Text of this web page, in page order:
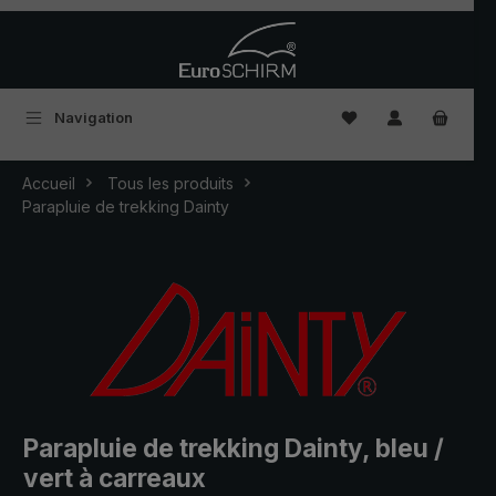
Navigation Vous avez 0
Accueil
Tous les produits
Parapluie de trekking Dainty
Parapluie de trekking Dainty, bleu /
vert à carreaux